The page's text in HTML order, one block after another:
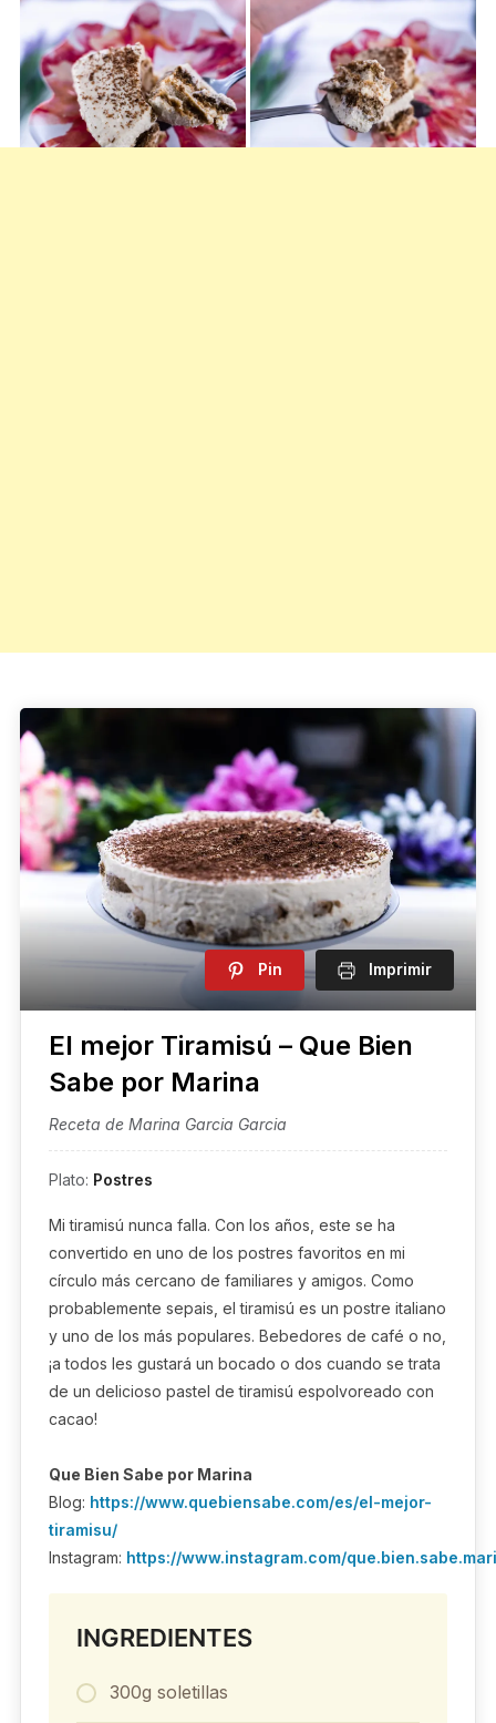
Pin Imprimir
El mejor Tiramisú – Que Bien
Sabe por Marina
Receta de Marina Garcia Garcia
Plato: Postres
Mi tiramisú nunca falla. Con los años, este se ha
convertido en uno de los postres favoritos en mi
círculo más cercano de familiares y amigos. Como
probablemente sepais, el tiramisú es un postre italiano
y uno de los más populares. Bebedores de café o no,
¡a todos les gustará un bocado o dos cuando se trata
de un delicioso pastel de tiramisú espolvoreado con
cacao!
Que Bien Sabe por Marina
Blog: https://www.quebiensabe.com/es/el-mejor-
tiramisu/
Instagram: https://www.instagram.com/
INGREDIENTES
300g soletillas